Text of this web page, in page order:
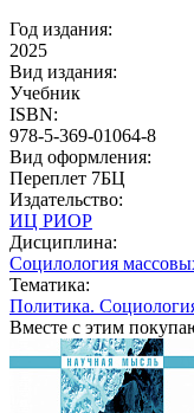
Год издания:
2025
Вид издания:
Учебник
ISBN:
978-5-369-01064-8
Вид оформления:
Переплет 7БЦ
Издательство:
ИЦ РИОР
Дисциплина:
Социлология
Тематика:
Политика.
Вместе с этим